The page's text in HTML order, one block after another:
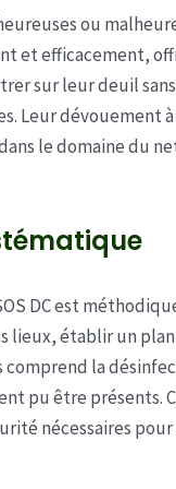
ou
et efficacement,
sur leur deuil sans
Leur dévouement
le domaine du
DC est
lieux, établir un
comprend la
pu être présents.
nécessaires